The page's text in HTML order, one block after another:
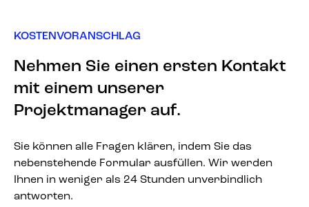
KOSTENVORANSCHLAG
Nehmen Sie einen ersten Kontakt
mit einem unserer
Projektmanager auf.
Sie können alle Fragen klären, indem Sie das
nebenstehende Formular ausfüllen. Wir werden
Ihnen in weniger als 24 Stunden unverbindlich
antworten.